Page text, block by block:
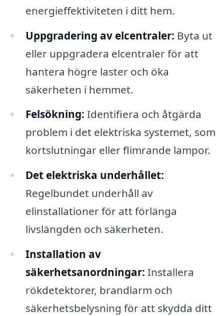
energieffektiviteten i ditt hem.
Uppgradering av elcentraler: Byta ut
eller uppgradera elcentraler för att
hantera högre laster och öka
säkerheten i hemmet.
Felsökning: Identifiera och åtgärda
problem i det elektriska systemet, som
kortslutningar eller flimrande lampor.
Det elektriska underhållet:
Regelbundet underhåll av
elinstallationer för att förlänga
livslängden och säkerheten.
Installation av
säkerhetsanordningar: Installera
rökdetektorer, brandlarm och
säkerhetsbelysning för att skydda ditt